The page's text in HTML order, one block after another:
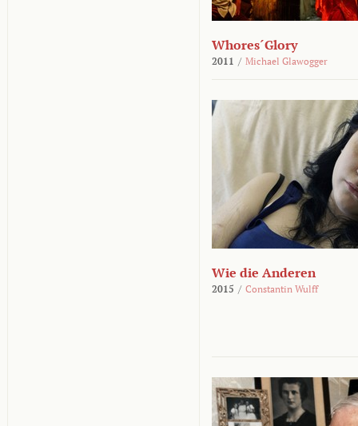
Whores´Glory
2011 / Michael Glawogger
Wie die Anderen
2015 / Constantin Wulff